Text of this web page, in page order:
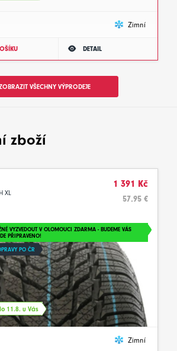
Zimní
DETAIL
VŠECHNY VÝPRODEJE
zboží
XL
1 391 Kč
57.95 €
VYZVEDOUT V OLOMOUCI ZDARMA - BUDEME VÁS
PŘIPRAVENO!
PO ČR
11.8. u Vás
Zimní